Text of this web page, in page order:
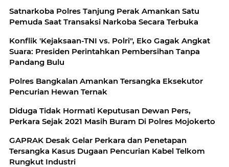
Satnarkoba Polres Tanjung Perak Amankan Satu
Pemuda Saat Transaksi Narkoba Secara Terbuka
Konflik 'Kejaksaan-TNI vs. Polri", Eko Gagak Angkat
Suara: Presiden Perintahkan Pembersihan Tanpa
Pandang Bulu
Polres Bangkalan Amankan Tersangka Eksekutor
Pencurian Hewan Ternak
Diduga Tidak Hormati Keputusan Dewan Pers,
Perkara Sejak 2021 Masih Buram Di Polres Mojokerto
GAPRAK Desak Gelar Perkara dan Penetapan
Tersangka Kasus Dugaan Pencurian Kabel Telkom
Rungkut Industri